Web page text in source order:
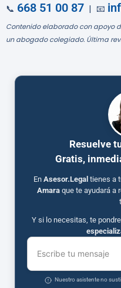
📞 668 51 00 87 | 📧
Contenido elaborado con apoyo
un abogado colegiado. Última
Resuelve
Gratis,
En Asesor.Legal tienes a
Amaraque te ayudará a
Y si lo necesitas, te
Escribe tu mensaje
Nuestro asistente no